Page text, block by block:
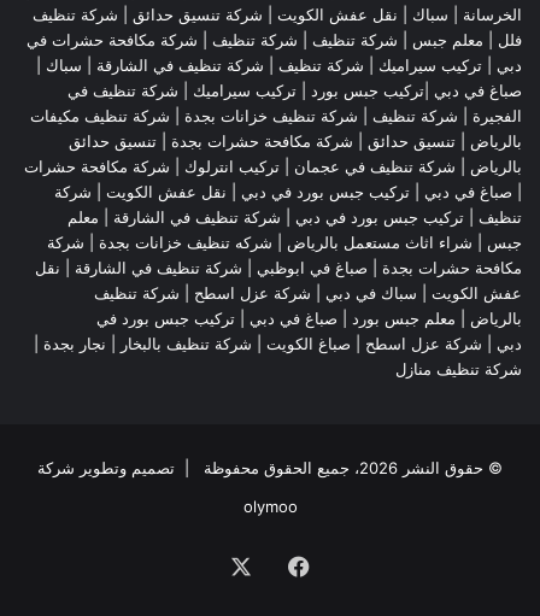
الخرسانة | سباك نقل عفش الكويت شركة تنسيق حدائق
شركة تنظيف
فلل
معلم جبس شركة تنظيف شركة تنظيف
شركة مكافحة حشرات في
دبي
تركيب سيراميك شركة تنظيف شركة تنظيف في الشارقة | سباك |
صباغ في دبي |تركيب جبس بورد | تركيب سيراميك
شركة تنظيف في
الفجيرة
شركة تنظيف شركة تنظيف خزانات بجدة
شركة تنظيف مكيفات
بالرياض
تنسيق حدائق شركة مكافحة حشرات بجدة
تنسيق حدائق
بالرياض
شركة تنظيف في عجمان | تركيب انترلوك | شركة مكافحة حشرات
صباغ في دبي تركيب جبس بورد في دبي نقل عفش الكويت
شركة
تنظيف
تركيب جبس بورد في دبي شركة تنظيف في الشارقة
معلم
جبس
شراء اثاث مستعمل بالرياض شركه تنظيف خزانات بجدة
شركة
مكافحة حشرات بجدة
صباغ في ابوظبي شركة تنظيف في الشارقة
نقل
عفش الكويت | سباك في دبي | شركة عزل اسطح
شركة تنظيف
بالرياض
معلم جبس بورد صباغ في دبي
تركيب جبس بورد في
دبي
شركة عزل اسطح صباغ الكويت شركة تنظيف بالبخار نجار بجدة
شركة تنظيف منازل
© حقوق النشر 2026، جميع الحقوق محفوظة | تصميم وتطوير شركة
olymoo
فيسبوك